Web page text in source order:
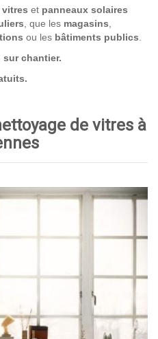
vitres et panneaux solaires
, que les magasins
ou les bâtiments publics
sur chantier.
de vitres à